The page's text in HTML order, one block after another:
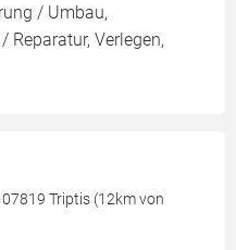
/ Umbau,
Reparatur, Verlegen,
Triptis (12km von